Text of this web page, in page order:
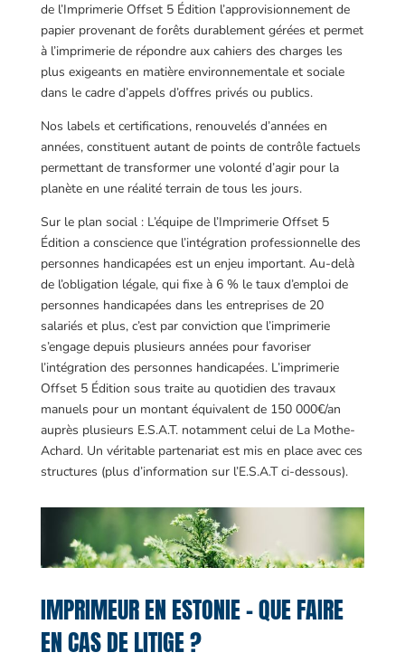
de l’Imprimerie Offset 5 Édition l’approvisionnement de
papier provenant de forêts durablement gérées et permet
à l’imprimerie de répondre aux cahiers des charges les
plus exigeants en matière environnementale et sociale
dans le cadre d’appels d’offres privés ou publics.
Nos labels et certifications, renouvelés d’années en
années, constituent autant de points de contrôle factuels
permettant de transformer une volonté d’agir pour la
planète en une réalité terrain de tous les jours.
Sur le plan social : L’équipe de l’Imprimerie Offset 5
Édition a conscience que l’intégration professionnelle des
personnes handicapées est un enjeu important. Au-delà
de l’obligation légale, qui fixe à 6 % le taux d’emploi de
personnes handicapées dans les entreprises de 20
salariés et plus, c’est par conviction que l’imprimerie
s’engage depuis plusieurs années pour favoriser
l’intégration des personnes handicapées. L’imprimerie
Offset 5 Édition sous traite au quotidien des travaux
manuels pour un montant équivalent de 150 000€/an
auprès plusieurs E.S.A.T. notamment celui de La Mothe-
Achard. Un véritable partenariat est mis en place avec ces
structures (plus d’information sur l’E.S.A.T ci-dessous).
IMPRIMEUR EN ESTONIE – QUE FAIRE
EN CAS DE LITIGE ?